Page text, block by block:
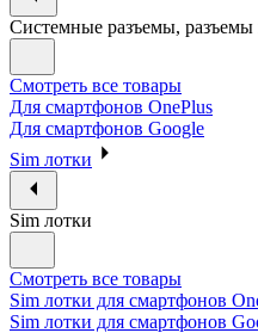
Системные разъемы, разъемы
Смотреть все товары
Для смартфонов OnePlus
Для смартфонов Google
Sim лотки
Sim лотки
Смотреть все товары
Sim лотки для смартфонов
Sim лотки для смартфонов